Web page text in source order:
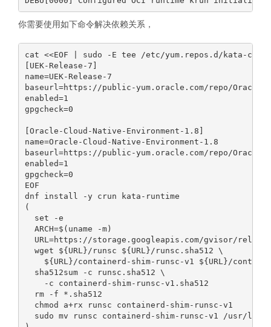
你需要使用如下命令解决依赖关系，
cat <<EOF | sudo -E tee /etc/yum.repos.d/kata-
[UEK-Release-7]
name=UEK-Release-7
baseurl=https://public-yum.oracle.com/repo/
enabled=1
gpgcheck=0
[Oracle-Cloud-Native-Environment-1.8]
name=Oracle-Cloud-Native-Environment-1.8
baseurl=https://public-yum.oracle.com/repo/
enabled=1
gpgcheck=0
EOF
dnf install -y crun kata-runtime
(
  set -e
  ARCH=$(uname -m)
URL=https://storage.googleapis.com/gvisor/
  wget ${URL}/runsc ${URL}/runsc.sha512 \
${URL}/containerd-shim-runsc-v1 ${URL}/
  sha512sum -c runsc.sha512 \
    -c containerd-shim-runsc-v1.sha512
  rm -f *.sha512
  chmod a+rx runsc containerd-shim-runsc-v1
sudo mv runsc containerd-shim-runsc-v1 /usr/